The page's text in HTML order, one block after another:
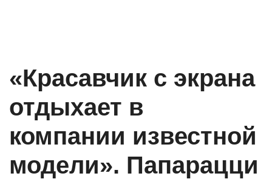
«Красавчик с экрана
отдыхает в
компании известной
модели». Папарацци